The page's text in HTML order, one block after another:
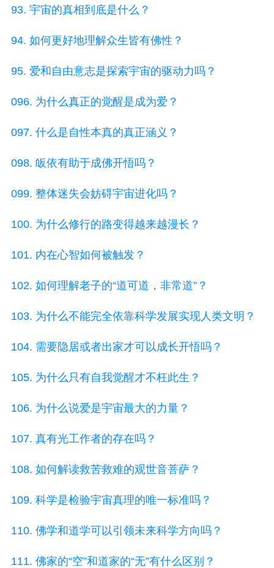
93. 宇宙的真相到底是什么？
94. 如何更好地理解众生皆有佛性？
95. 爱和自由意志是探索宇宙的驱动力吗？
096. 为什么真正的觉醒是成为爱？
097. 什么是自性本真的真正涵义？
098. 皈依有助于成佛开悟吗？
099. 整体迷失会妨碍宇宙进化吗？
100. 为什么修行的路变得越来越漫长？
101. 内在心智如何被触发？
102. 如何理解老子的“道可道，非常道”？
103. 为什么不能完全依靠科学发展实现人类文明？
104. 需要隐居或者出家才可以成长开悟吗？
105. 为什么只有自我觉醒才不枉此生？
106. 为什么说爱是宇宙最大的力量？
107. 真有光工作者的存在吗？
108. 如何解读救苦救难的观世音菩萨？
109. 科学是检验宇宙真理的唯一标准吗？
110. 佛学和道学可以引领未来科学方向吗？
111. 佛家的“空”和道家的“无”有什么区别？